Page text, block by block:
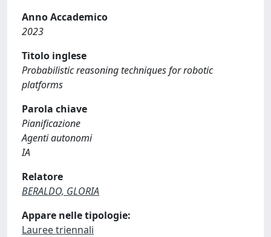
Anno Accademico
2023
Titolo inglese
Probabilistic reasoning techniques for robotic
platforms
Parola chiave
Pianificazione
Agenti autonomi
IA
Relatore
BERALDO, GLORIA
Appare nelle tipologie:
Lauree triennali